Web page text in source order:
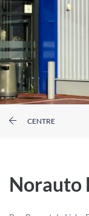
CENTRE
Norauto